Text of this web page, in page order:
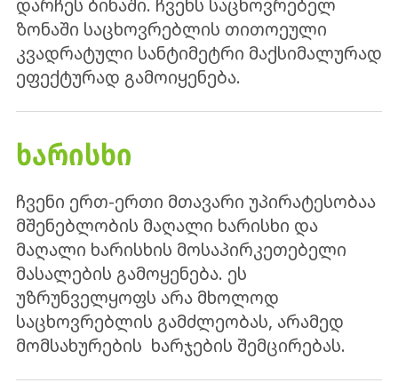
დარჩეს ბინაში. ჩვენს საცხოვრებელ
ზონაში საცხოვრებლის თითოეული
კვადრატული სანტიმეტრი მაქსიმალურად
ეფექტურად გამოიყენება.
ᲮᲐᲠᲘᲡᲮᲘ
ჩვენი ერთ-ერთი მთავარი უპირატესობაა
მშენებლობის მაღალი ხარისხი და
მაღალი ხარისხის მოსაპირკეთებელი
მასალების გამოყენება. ეს
უზრუნველყოფს არა მხოლოდ
საცხოვრებლის გამძლეობას, არამედ
მომსახურების ხარჯების შემცირებას.